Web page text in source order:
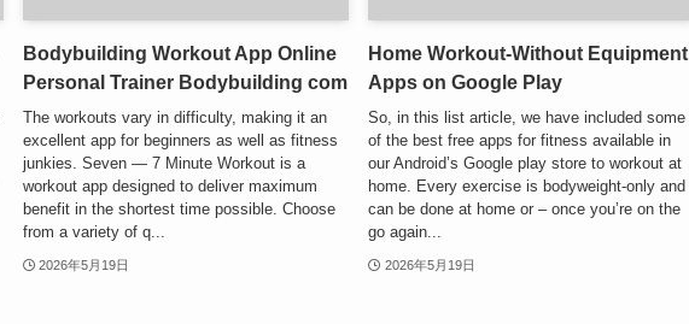
Bodybuilding Workout App Online
Personal Trainer Bodybuilding com
The workouts vary in difficulty, making it an
excellent app for beginners as well as fitness
junkies. Seven — 7 Minute Workout is a
workout app designed to deliver maximum
benefit in the shortest time possible. Choose
from a variety of q...
2026年5月19日
Home Workout-Without Equipment
Apps on Google Play
So, in this list article, we have included some
of the best free apps for fitness available in
our Android’s Google play store to workout at
home. Every exercise is bodyweight-only and
can be done at home or – once you’re on the
go again...
2026年5月19日